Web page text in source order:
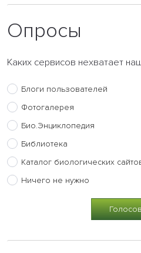
Опросы
Каких сервисов нехватает
Блоги пользователей
Фотогалерея
Био.Энциклопедия
Библиотека
Каталог биологических
Ничего не нужно